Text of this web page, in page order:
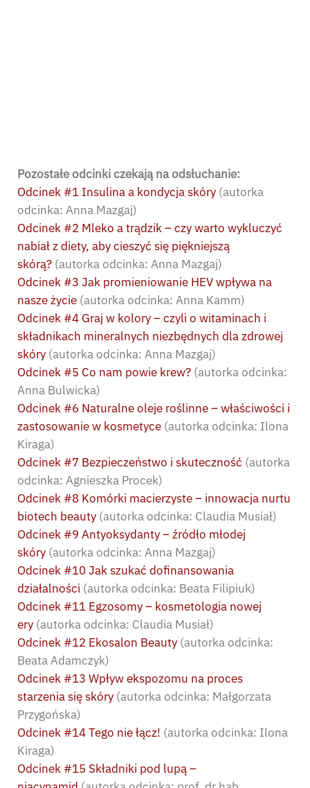
Pozostałe odcinki czekają na odsłuchanie:
Odcinek #1 Insulina a kondycja skóry (autorka
odcinka: Anna Mazgaj)
Odcinek #2 Mleko a trądzik – czy warto wykluczyć
nabiał z diety, aby cieszyć się piękniejszą
skórą? (autorka odcinka: Anna Mazgaj)
Odcinek #3 Jak promieniowanie HEV wpływa na
nasze życie (autorka odcinka: Anna Kamm)
Odcinek #4 Graj w kolory – czyli o witaminach i
składnikach mineralnych niezbędnych dla zdrowej
skóry (autorka odcinka: Anna Mazgaj)
Odcinek #5 Co nam powie krew? (autorka odcinka:
Anna Bulwicka)
Odcinek #6 Naturalne oleje roślinne – właściwości i
zastosowanie w kosmetyce (autorka odcinka: Ilona
Kiraga)
Odcinek #7 Bezpieczeństwo i skuteczność (autorka
odcinka: Agnieszka Procek)
Odcinek #8 Komórki macierzyste – innowacja nurtu
biotech beauty (autorka odcinka: Claudia Musiał)
Odcinek #9 Antyoksydanty – źródło młodej
skóry (autorka odcinka: Anna Mazgaj)
Odcinek #10 Jak szukać dofinansowania
działalności (autorka odcinka: Beata Filipiuk)
Odcinek #11 Egzosomy – kosmetologia nowej
ery (autorka odcinka: Claudia Musiał)
Odcinek #12 Ekosalon Beauty (autorka odcinka:
Beata Adamczyk)
Odcinek #13 Wpływ ekspozomu na proces
starzenia się skóry (autorka odcinka: Małgorzata
Przygońska)
Odcinek #14 Tego nie łącz! (autorka odcinka: Ilona
Kiraga)
Odcinek #15 Składniki pod lupą –